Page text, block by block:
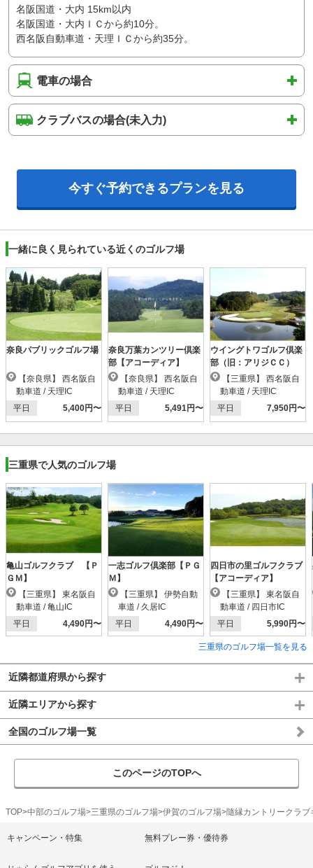
名阪国道・大内 15km以内
名阪国道・大内ＩＣから約10分。
西名阪自動車道・天理ＩＣから約35分。
電車の場合
クラブバスの場合(未入力)
今すぐ予約できるプランを見る
一緒に良く見られている近くのゴルフ場
奈良パブリックゴルフ場
動車道 / 天理IC
平日
5,400円〜
奈良万葉カンツリー倶楽
部【アコーディア】
動車道 / 天理IC
平日
5,491円〜
ウイングトワゴルフ倶楽
部（旧：アリジＣＣ）
動車道 / 天理IC
平日
7,950円〜
三重県で人気のゴルフ場
亀山ゴルフクラブ 【Ｐ
ＧＭ】
動車道 / 亀山IC
平日
4,490円〜
一志ゴルフ倶楽部【ＰＧ
Ｍ】
車道 / 久居IC
平日
4,490円〜
四日市の里ゴルフクラブ
【アコーディア】
動車道 / 四日市IC
平日
5,990円〜
三重県のゴルフ場一覧を見る
近隣都道府県から探す
近隣エリアから探す
全国のゴルフ場一覧
このページのTOPへ
TOP 中部のゴルフ場 三重県のゴルフ場 伊賀のゴルフ場 隨縁カントリークラ
キャンペーン・特集 無料プレー券・優待券